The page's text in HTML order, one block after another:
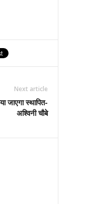
Next article
जाएगा स्थापित-
अश्विनी चौबे